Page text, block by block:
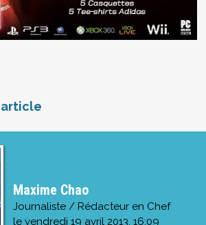
article
Maxime Chao
Journaliste / Rédacteur en Chef
le vendredi 19 avril 2013, 16:09